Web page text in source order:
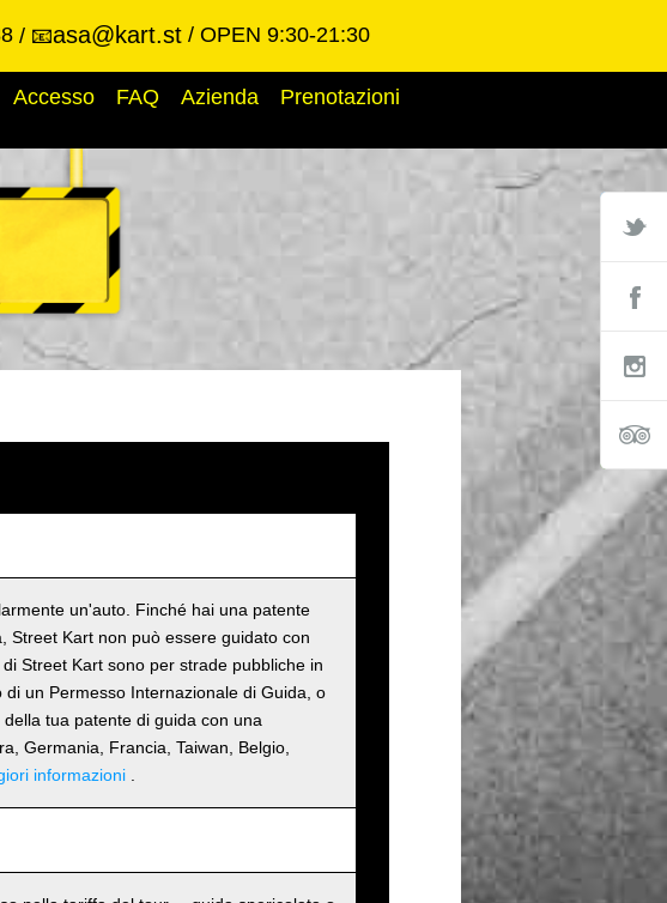
📧asa@kart.st OPEN 9:30-21:30
Accesso FAQ Azienda
Prenotazioni
un'auto. Finché hai una patente
Street Kart non può essere guidato con
Street Kart sono per strade pubbliche in
un Permesso Internazionale di Guida, o
tua patente di guida con una
Germania, Francia, Taiwan, Belgio,
informazioni